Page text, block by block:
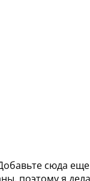
сюда еще